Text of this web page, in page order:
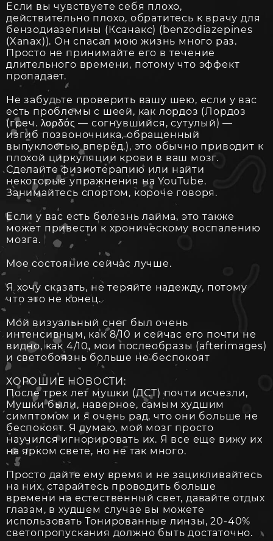
Если вы чувствуете себя плохо,
действительно плохо, обратитесь к врачу для
бензодиазепины (Ксанакс) (benzodiazepines
(Xanax)). Он спасал мою жизнь много раз.
Просто не принимайте его в течение
длительного времени, потому что эффект
пропадает.
Не забудьте проверить вашу шею, если у вас
есть проблемы с шеей, как лордоз (Лордоз
(греч. λορδός — согнувшийся, сутулый) —
изгиб позвоночника, обращенный
выпуклостью вперёд.), это обычно приводит к
плохой циркуляции крови в ваш мозг.
Сделайте физиотерапию или найти
некоторые упражнения на YouTube.
Занимайтесь спортом, короче говоря.
Если у вас есть болезнь лайма, это также
может привести к хроническому воспалению
мозга.
Мое состояние сейчас лучше.
Я хочу сказать, не теряйте надежду, потому
что это не конец.
Мой визуальный снег был очень
интенсивным, как 8/10 и сейчас его почти не
видно, как 4/10, мои послеобразы (afterimages)
и светобоязнь больше не беспокоят
ХОРОШИЕ НОВОСТИ:
После трех лет мушки (ДСТ) почти исчезли,
Мушки были, наверное, самым худшим
симптомом и я очень рад, что они больше не
беспокоят. Я думаю, мой мозг просто
научился игнорировать их. Я все еще вижу их
на ярком свете, но не так много.
Просто дайте ему время и не зацикливайтесь
на них, старайтесь проводить больше
времени на естественный свет, давайте отдых
глазам, в худшем случае вы можете
использовать Тонированные линзы, 20-40%
светопропускания должно быть достаточно.